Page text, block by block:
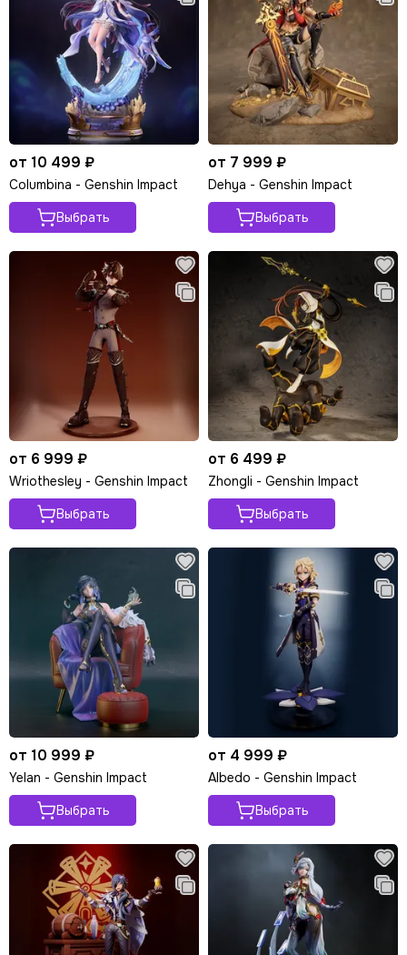
от 10 499 ₽
Columbina - Genshin Impact
Выбрать
от 7 999 ₽
Dehya - Genshin Impact
Выбрать
от 6 999 ₽
Wriothesley - Genshin Impact
Выбрать
от 6 499 ₽
Zhongli - Genshin Impact
Выбрать
от 10 999 ₽
Yelan - Genshin Impact
Выбрать
от 4 999 ₽
Albedo - Genshin Impact
Выбрать